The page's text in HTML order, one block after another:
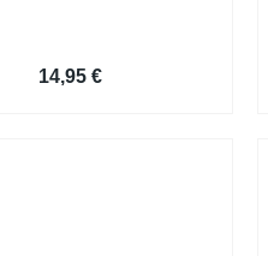
14,95€